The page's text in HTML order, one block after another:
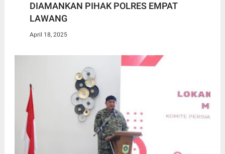
DIAMANKAN PIHAK POLRES EMPAT
LAWANG
April 18, 2025